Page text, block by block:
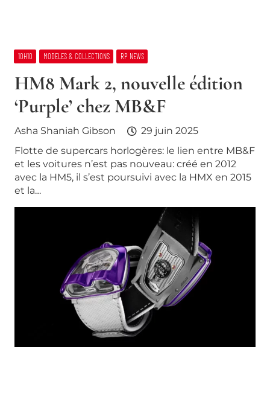
10H10 MODELES & COLLECTIONS RP NEWS
HM8 Mark 2, nouvelle édition
‘Purple’ chez MB&F
Asha Shaniah Gibson
29 juin 2025
Flotte de supercars horlogères: le lien entre MB&F
et les voitures n’est pas nouveau: créé en 2012
avec la HM5, il s’est poursuivi avec la HMX en 2015
et la…